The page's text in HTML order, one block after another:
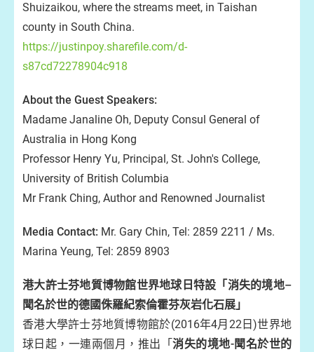
Shuizaikou, where the streams meet, in Taishan
county in South China.
https://justinpoy.sharefile.com/d-
s87cd72278904c918
About the Guest Speakers:
Madame Janaline Oh, Deputy Consul General of
Australia in Hong Kong
Professor Henry Yu, Principal, St. John's College,
University of British Columbia
Mr Frank Ching, Author and Renowned Journalist
Media Contact: Mr. Gary Chin, Tel: 2859 2211 / Ms.
Marina Yeung, Tel: 2859 8903
港大許士芬地質博物館世界地球日特設「消失的境地–
聞名於世的德國侏羅紀索倫霍芬灰岩化石展 」
香港大學許士芬地質博物館於(2016年4月22日)世界地
球日起，一連兩個月，推出「消失的境地-聞名於世的